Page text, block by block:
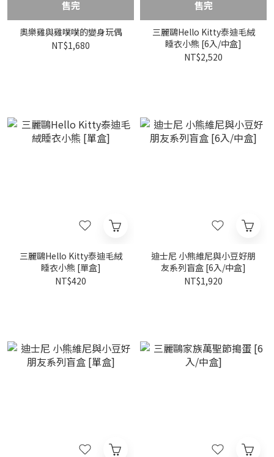
售完
奧樂雞與雞噗噗的變身玩偶
NT$1,680
售完
三麗鷗Hello Kitty泰迪毛絨
睡衣小熊 [6入/中盒]
NT$2,520
三麗鷗Hello Kitty泰迪毛絨
睡衣小熊 [單盒]
NT$420
迪士尼 小熊維尼與小豆好朋
友系列盲盒 [6入/中盒]
NT$1,920